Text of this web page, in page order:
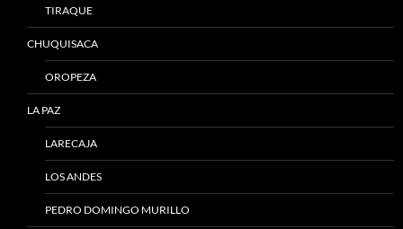
TIRAQUE
CHUQUISACA
OROPEZA
LA PAZ
LARECAJA
LOS ANDES
PEDRO DOMINGO MURILLO